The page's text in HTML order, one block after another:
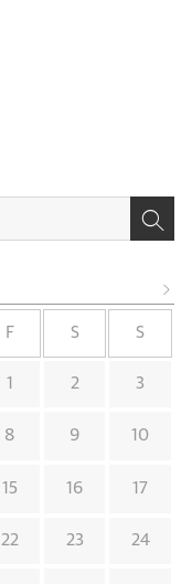
F S S
1 2 3
8 9 10
15 16 17
22 23 24